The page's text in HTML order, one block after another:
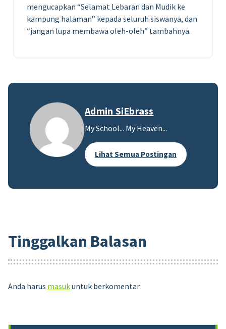
mengucapkan “Selamat Lebaran dan Mudik ke
kampung halaman” kepada seluruh siswanya, dan
“jangan lupa membawa oleh-oleh” tambahnya.
Admin SiEbrass
My School... My Heaven...
Lihat Semua Postingan
Tinggalkan Balasan
Anda harus masukuntuk berkomentar.